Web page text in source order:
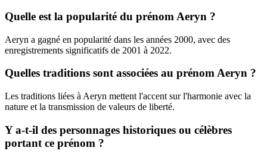
Quelle est la popularité du prénom Aeryn ?
Aeryn a gagné en popularité dans les années 2000, avec des
enregistrements significatifs de 2001 à 2022.
Quelles traditions sont associées au prénom Aeryn ?
Les traditions liées à Aeryn mettent l'accent sur l'harmonie avec la
nature et la transmission de valeurs de liberté.
Y a-t-il des personnages historiques ou célèbres
portant ce prénom ?